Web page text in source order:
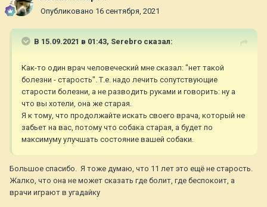
Опубликовано 16 сентября, 2021
В 15.09.2021 в 01:43, Serebro сказал:
Как-то один врач человеческий мне сказал: "нет такой
болезни - старость". Т.е. надо лечить сопутствующие
старости болезни, а не разводить руками и говорить: ну а
что вы хотели, она же старая.
Я к тому, что продолжайте искать своего врача, который не
забьет на вас, потому что собака старая, а будет по
максимуму улучшать состояние вашей собаки.
Большое спасибо. Я тоже думаю, что 11 лет это ещё не старость.
Жалко, что она не может сказать где болит, где беспокоит, а
врачи играют в угадайку